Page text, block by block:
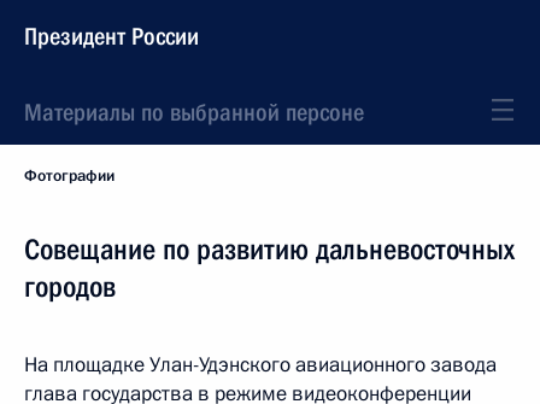
Президент России
Материалы по выбранной персоне
Фотографии
Совещание по развитию дальневосточных
городов
На площадке Улан-Удэнского авиационного завода
глава государства в режиме видеоконференции